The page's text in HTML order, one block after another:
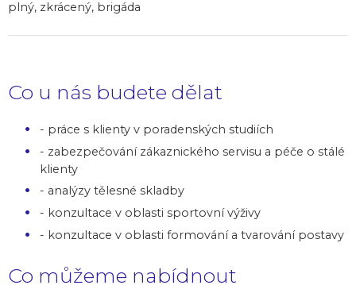
plný, zkrácený, brigáda
Co u nás budete dělat
- práce s klienty v poradenských studiích
- zabezpečování zákaznického servisu a péče o stálé
klienty
- analýzy tělesné skladby
- konzultace v oblasti sportovní výživy
- konzultace v oblasti formování a tvarování postavy
Co můžeme nabídnout